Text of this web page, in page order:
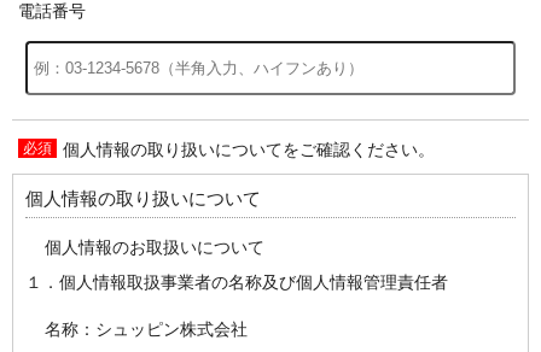
電話番号
個人情報の取り扱いについてをご確認ください。
個人情報の取り扱いについて
個人情報のお取扱いについて
１．個人情報取扱事業者の名称及び個人情報管理責任者
名称：シュッピン株式会社